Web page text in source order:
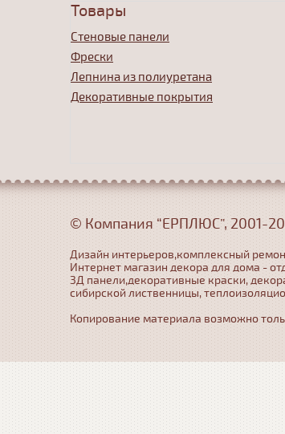
Товары
Стеновые панели
Фрески
Лепнина из полиуретана
Декоративные покрытия
© Компания “ЕРПЛЮС”, 2001-
Дизайн интерьеров,комплексный
Интернет магазин декора для дома -
3Д панели,декоративные краски,
сибирской лиственницы,
Копирование материала возможно